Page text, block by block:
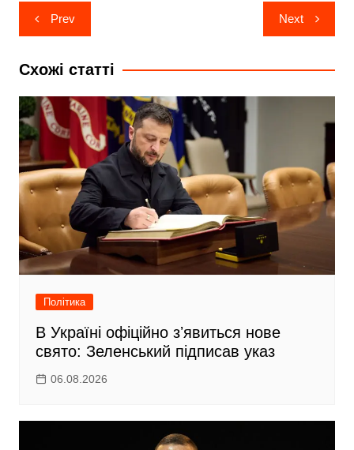
c
b
o
o
k
л
т
и
с
я
Навігація
записів
Prev Next
Схожі статті
Політика
В Україні офіційно зʼявиться нове
свято: Зеленський підписав указ
06.08.2026